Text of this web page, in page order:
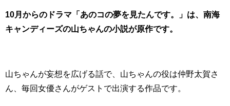
10月からのドラマ「あのコの夢を見たんです。」は、南海
キャンディーズの山ちゃんの小説が原作です。
山ちゃんが妄想を広げる話で、山ちゃんの役は仲野太賀さ
ん、毎回女優さんがゲストで出演する作品です。